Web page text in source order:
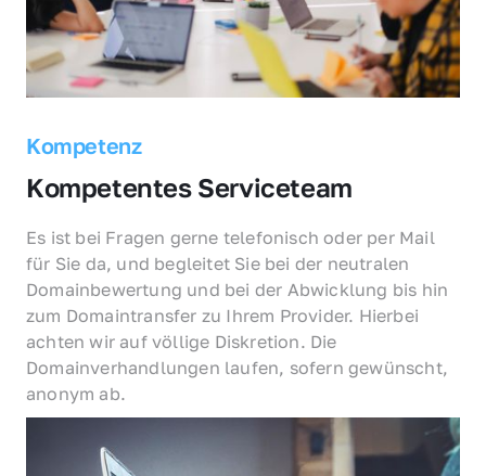
Kompetenz
Kompetentes Serviceteam
Es ist bei Fragen gerne telefonisch oder per Mail
für Sie da, und begleitet Sie bei der neutralen
Domainbewertung und bei der Abwicklung bis hin
zum Domaintransfer zu Ihrem Provider. Hierbei
achten wir auf völlige Diskretion. Die
Domainverhandlungen laufen, sofern gewünscht,
anonym ab.